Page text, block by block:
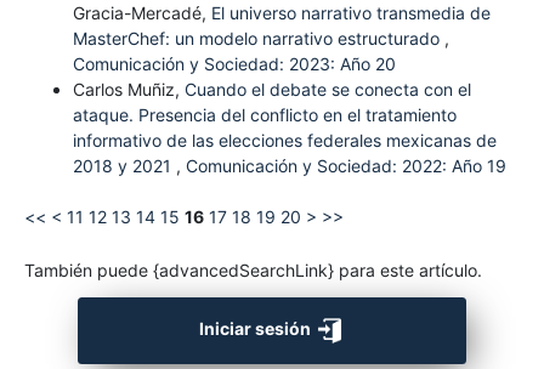
Gracia-Mercadé, El universo narrativo transmedia de
MasterChef: un modelo narrativo estructurado ,
Comunicación y Sociedad: 2023: Año 20
Carlos Muñiz, Cuando el debate se conecta con el
ataque. Presencia del conflicto en el tratamiento
informativo de las elecciones federales mexicanas de
2018 y 2021 , Comunicación y Sociedad: 2022: Año 19
<< < 11 12 13 14 15 16 17 18 19 20 > >>
También puede {advancedSearchLink} para este artículo.
Iniciar sesión